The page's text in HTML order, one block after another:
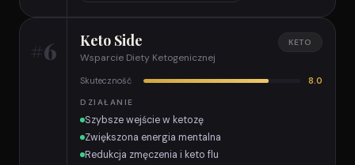
#6 Keto Side
Wsparcie Diety Ketogenicznej
KETO
Skuteczność 8.0
DZIAŁANIE
Szybsze wejście w ketozę
Zwiększona energia mentalna
Redukcja zmęczenia i keto flu